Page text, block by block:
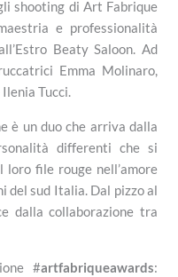
shooting di Art Fabrique
e professionalità
Beaty Saloon. Ad
Emma Molinaro,
Tucci.
è un duo che arriva dalla
differenti che si
file rouge nell’amore
del sud Italia. Dal pizzo al
dalla collaborazione tra
#artfabriqueawards: